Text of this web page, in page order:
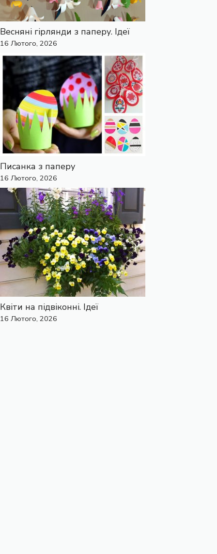
Весняні гірлянди з паперу. Ідеї
16 Лютого, 2026
Писанка з паперу
16 Лютого, 2026
Квіти на підвіконні. Ідеї
16 Лютого, 2026